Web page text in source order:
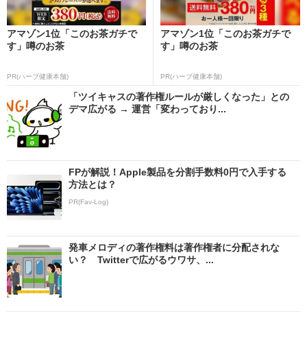
アマゾン1位「このお茶ガチで
す」噂のお茶
PR(ハーブ健康本舗)
アマゾン1位「このお茶ガチで
す」噂のお茶
PR(ハーブ健康本舗)
「ツイキャスの著作権ルールが厳しくなった」との
デマ広がる → 運営「変わっており...
FPが解説！Apple製品を分割手数料0円で入手する
方法とは？
PR(Fav-Log)
発車メロディの著作権料は著作権者に分配されな
い？ Twitterで広がるウワサ、...